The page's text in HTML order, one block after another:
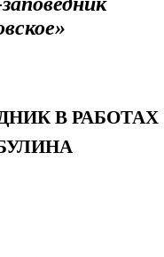
В РАБОТАХ